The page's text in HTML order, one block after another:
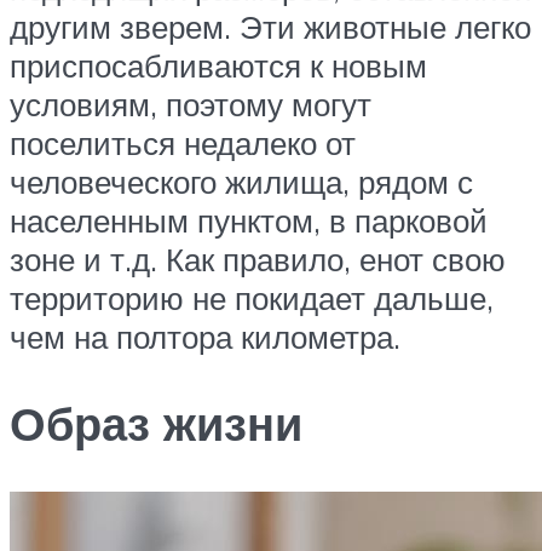
другим зверем. Эти животные легко
приспосабливаются к новым
условиям, поэтому могут
поселиться недалеко от
человеческого жилища, рядом с
населенным пунктом, в парковой
зоне и т.д. Как правило, енот свою
территорию не покидает дальше,
чем на полтора километра.
Образ жизни